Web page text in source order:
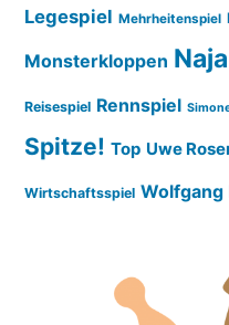
Legespiel Mehrheitenspiel
Monsterkloppen
Reisespiel Rennspiel
Spitze! Top Uwe
Wirtschaftsspiel Wolfgang